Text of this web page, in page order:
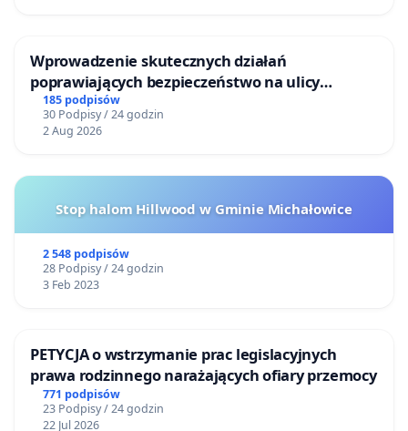
Wprowadzenie skutecznych działań
poprawiających bezpieczeństwo na ulicy
Żeromskiego w Otwocku
185 podpisów
30 Podpisy / 24 godzin
2 Aug 2026
Stop halom Hillwood w Gminie Michałowice
2 548 podpisów
28 Podpisy / 24 godzin
3 Feb 2023
PETYCJA o wstrzymanie prac legislacyjnych
prawa rodzinnego narażających ofiary przemocy
771 podpisów
23 Podpisy / 24 godzin
22 Jul 2026